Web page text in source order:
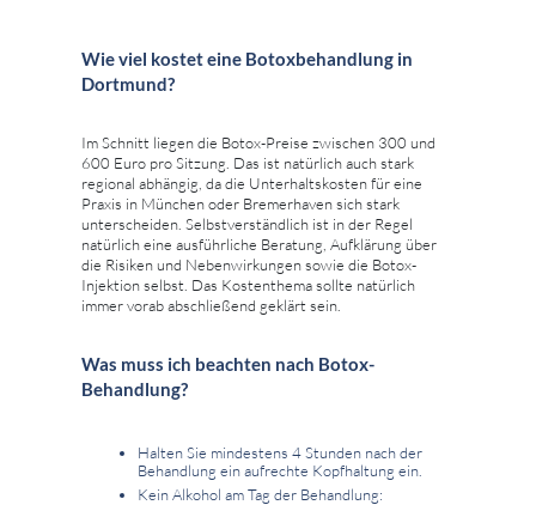
Wie viel kostet eine Botoxbehandlung in
Dortmund?
Im Schnitt liegen die Botox-Preise zwischen 300 und
600 Euro pro Sitzung. Das ist natürlich auch stark
regional abhängig, da die Unterhaltskosten für eine
Praxis in München oder Bremerhaven sich stark
unterscheiden. Selbstverständlich ist in der Regel
natürlich eine ausführliche Beratung, Aufklärung über
die Risiken und Nebenwirkungen sowie die Botox-
Injektion selbst. Das Kostenthema sollte natürlich
immer vorab abschließend geklärt sein.
Was muss ich beachten nach Botox-
Behandlung?
Halten Sie mindestens 4 Stunden nach der
Behandlung ein aufrechte Kopfhaltung ein.
Kein Alkohol am Tag der Behandlung: